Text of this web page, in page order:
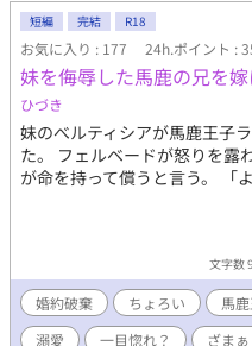
短編 完結 R18
お気に入り : 177 24h.ポイント :
妹を侮辱した馬鹿の兄を
ひづき
妹のべルティシアが馬鹿王子
た。 フェルベードが怒りを露
が命を持って償うと言う。 「
文字数
婚約破棄 ちょろい 馬
溺愛
一目惚れ？ ざまぁ